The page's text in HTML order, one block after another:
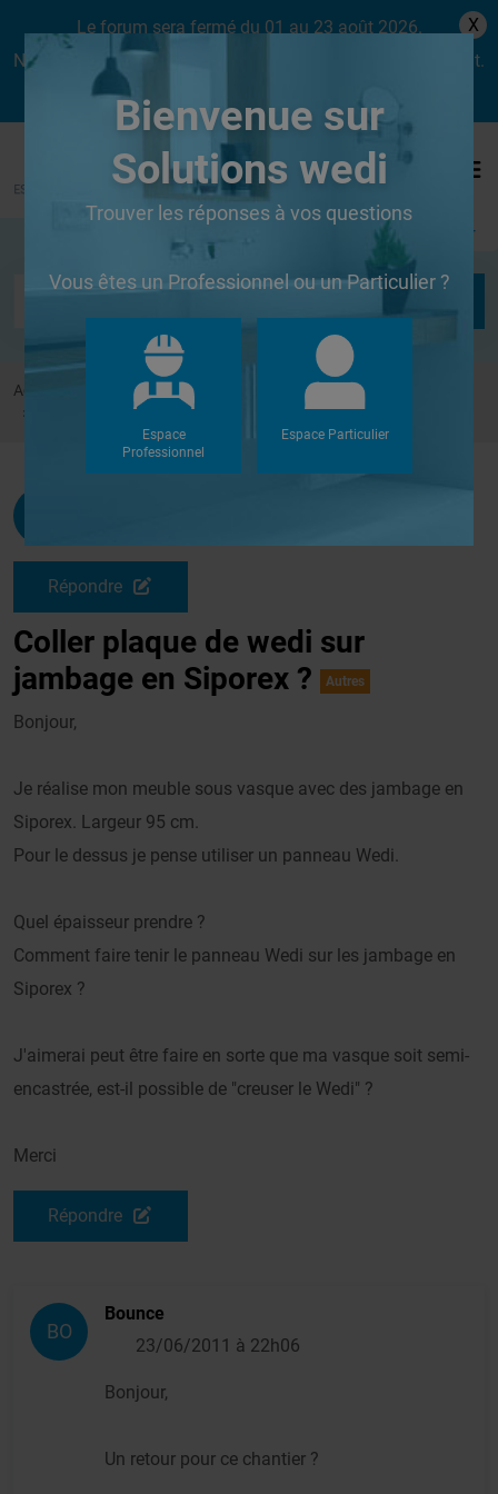
Le forum sera fermé du 01 au 23 août 2026.
Nous aurons le plaisir de vous retrouver dès le lundi 24 août.
X
Se connecter
Accueil Forums
Autres
Coller plaque de wedi sur jambage en Siporex ?
Répondre
Coller plaque de wedi sur
jambage en Siporex ?
Autres
Bonjour,
Je réalise mon meuble sous vasque avec des jambage en
Siporex. Largeur 95 cm.
Pour le dessus je pense utiliser un panneau Wedi.
Quel épaisseur prendre ?
Comment faire tenir le panneau Wedi sur les jambage en
Siporex ?
J'aimerai peut être faire en sorte que ma vasque soit semi-
encastrée, est-il possible de "creuser le Wedi" ?
Merci
Répondre
BO
Bounce
23/06/2011 à 22h06
Bonjour,
Un retour pour ce chantier ?
Bienvenue sur
Solutions wedi
Trouver les réponses à vos questions
Vous êtes un Professionnel ou un Particulier ?
Espace
Professionnel
Espace Particulier